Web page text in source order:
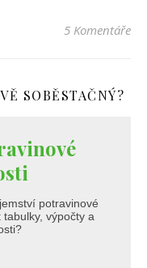
5 Komentáře
SOBĚSTAČNÝ?
potravinové
výpočty a